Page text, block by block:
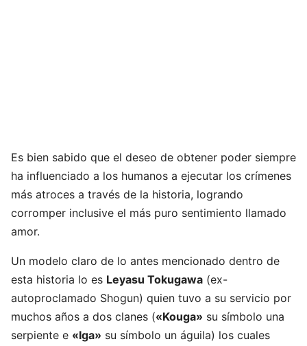
Es bien sabido que el deseo de obtener poder siempre
ha influenciado a los humanos a ejecutar los crímenes
más atroces a través de la historia, logrando
corromper inclusive el más puro sentimiento llamado
amor.
Un modelo claro de lo antes mencionado dentro de
esta historia lo es Leyasu Tokugawa (ex-
autoproclamado Shogun) quien tuvo a su servicio por
muchos años a dos clanes («Kouga» su símbolo una
serpiente e «Iga» su símbolo un águila) los cuales